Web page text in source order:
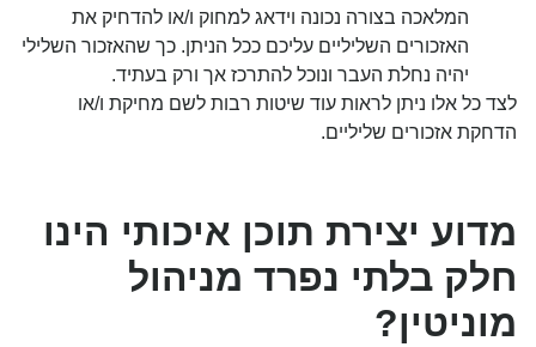
המלאכה בצורה נכונה וידאג למחוק ו/או להדחיק את
האזכורים השליליים עליכם ככל הניתן. כך שהאזכור השלילי
יהיה נחלת העבר ונוכל להתרכז אך ורק בעתיד.
לצד כל אלו ניתן לראות עוד שיטות רבות לשם מחיקת ו/או
הדחקת אזכורים שליליים.
מדוע יצירת תוכן איכותי הינו
חלק בלתי נפרד מניהול
מוניטין?